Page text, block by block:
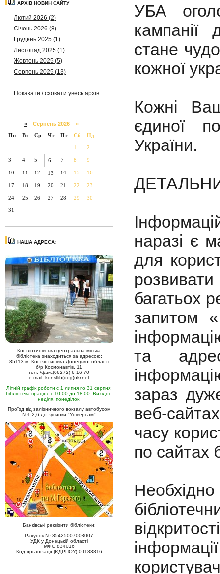
АРХІВ НОВИН САЙТУ
Лютий 2026 (2)
Січень 2026 (8)
Грудень 2025 (1)
Листопад 2025 (1)
Жовтень 2025 (5)
Серпень 2025 (13)
Показати / сховати увесь архів
« Серпень 2026 »
Пн
Вт Ср Чт Пт Сб Нд
1 2
3 4 5 6 7 8 9
10 11 12 13 14 15 16
17 18 19 20 21 22 23
24 25 26 27 28 29 30
31
НАША АДРЕСА:
Костянтинівська центральна міська
бібліотека знаходиться за адресою:
85113 м. Костянтинівка Донецької області
б/р Космонавтів, 11
тел. /факс(06272) 6-16-70
e-mail: konstlib(dog)ukr.net
Літній графік роботи с 1 липня по 31 серпня:
бібліотека працює с 10:00 до 18:00. Вихідні -
неділя, понеділок.
Проїзд від залізничного вокзалу автобусом
№1,2,6 до зупинки "Універсам"
Банківські реквізити бібліотеки:
Рахунок № 35425007003007
УДК у Донецькій області
МФО 834016
Код організації (ЄДРПОУ) 00183816
УБА
кампанії
стане
кожної
Кожні
єдиної
України.
наразі є
для
багатьох
запитом
та
зараз
веб-
часу
по сайтах